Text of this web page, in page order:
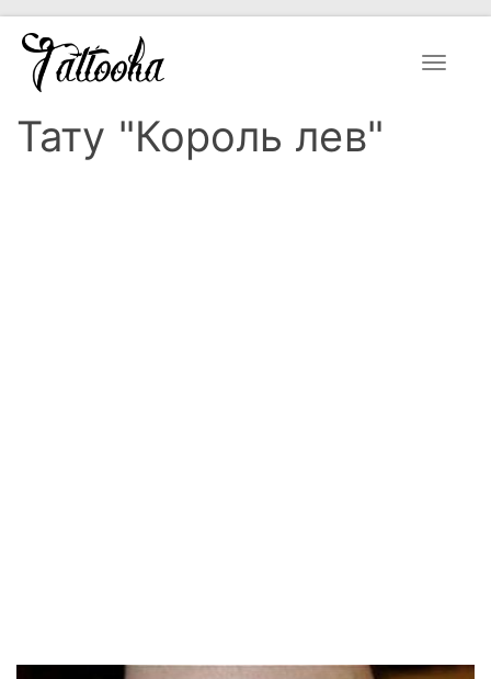
Toggle
Тату "Король лев"